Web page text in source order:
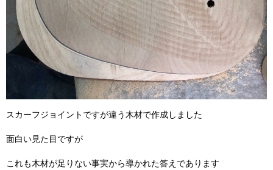
スカーフジョイントですが違う木材で作成しました
面白い見た目ですが
これも木材が足りない事実から導かれた答えであります